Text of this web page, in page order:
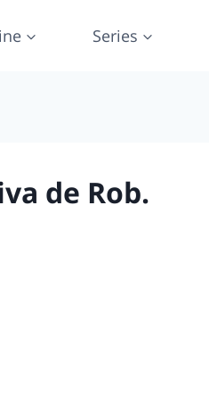
Series
de Rob.